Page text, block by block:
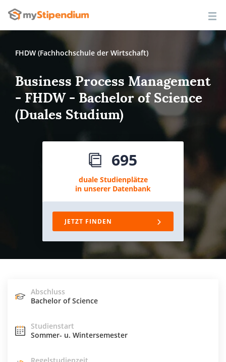
FHDW (Fachhochschule der Wirtschaft)
Business Process Management
- FHDW - Bachelor of Science
(Duales Studium)
695
duale Studienplätze
in unserer Datenbank
JETZT FINDEN
Abschluss
Bachelor of Science
Studienstart
Sommer- u. Wintersemester